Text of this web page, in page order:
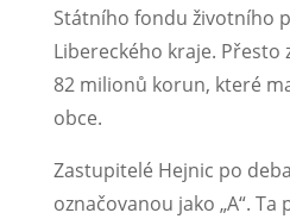
Státního fondu životního
Libereckého kraje.
82 milionů korun, které
obce.
Zastupitelé Hejnic po
označovanou jako „A“. Ta